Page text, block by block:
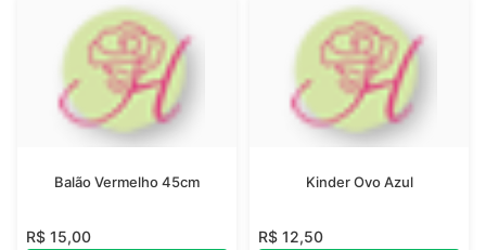
Balão Vermelho 45cm
R$ 15,00
Kinder Ovo Azul
R$ 12,50